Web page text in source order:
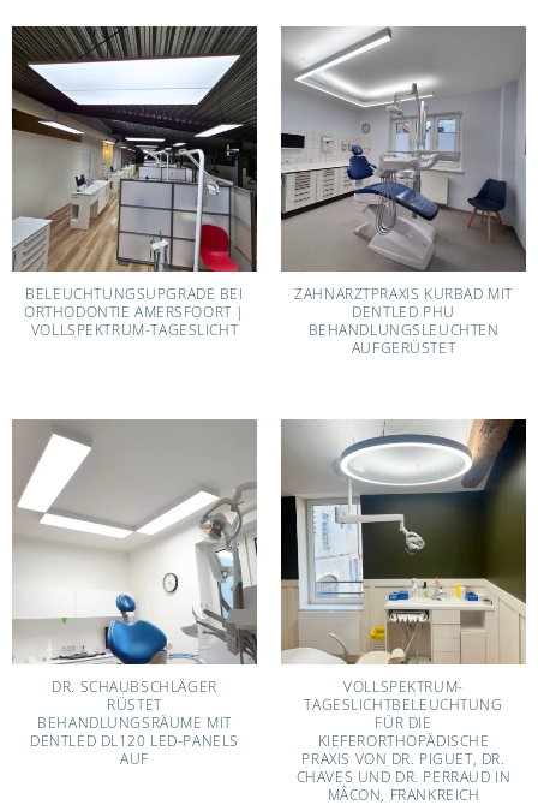
BELEUCHTUNGSUPGRADE BEI
ORTHODONTIE AMERSFOORT |
VOLLSPEKTRUM-TAGESLICHT
ZAHNARZTPRAXIS KURBAD MIT
DENTLED PHU
BEHANDLUNGSLEUCHTEN
AUFGERÜSTET
DR. SCHAUBSCHLÄGER
RÜSTET
BEHANDLUNGSRÄUME MIT
DENTLED DL120 LED-PANELS
AUF
VOLLSPEKTRUM-
TAGESLICHTBELEUCHTUNG
FÜR DIE
KIEFERORTHOPÄDISCHE
PRAXIS VON DR. PIGUET, DR.
CHAVES UND DR. PERRAUD IN
MÂCON, FRANKREICH